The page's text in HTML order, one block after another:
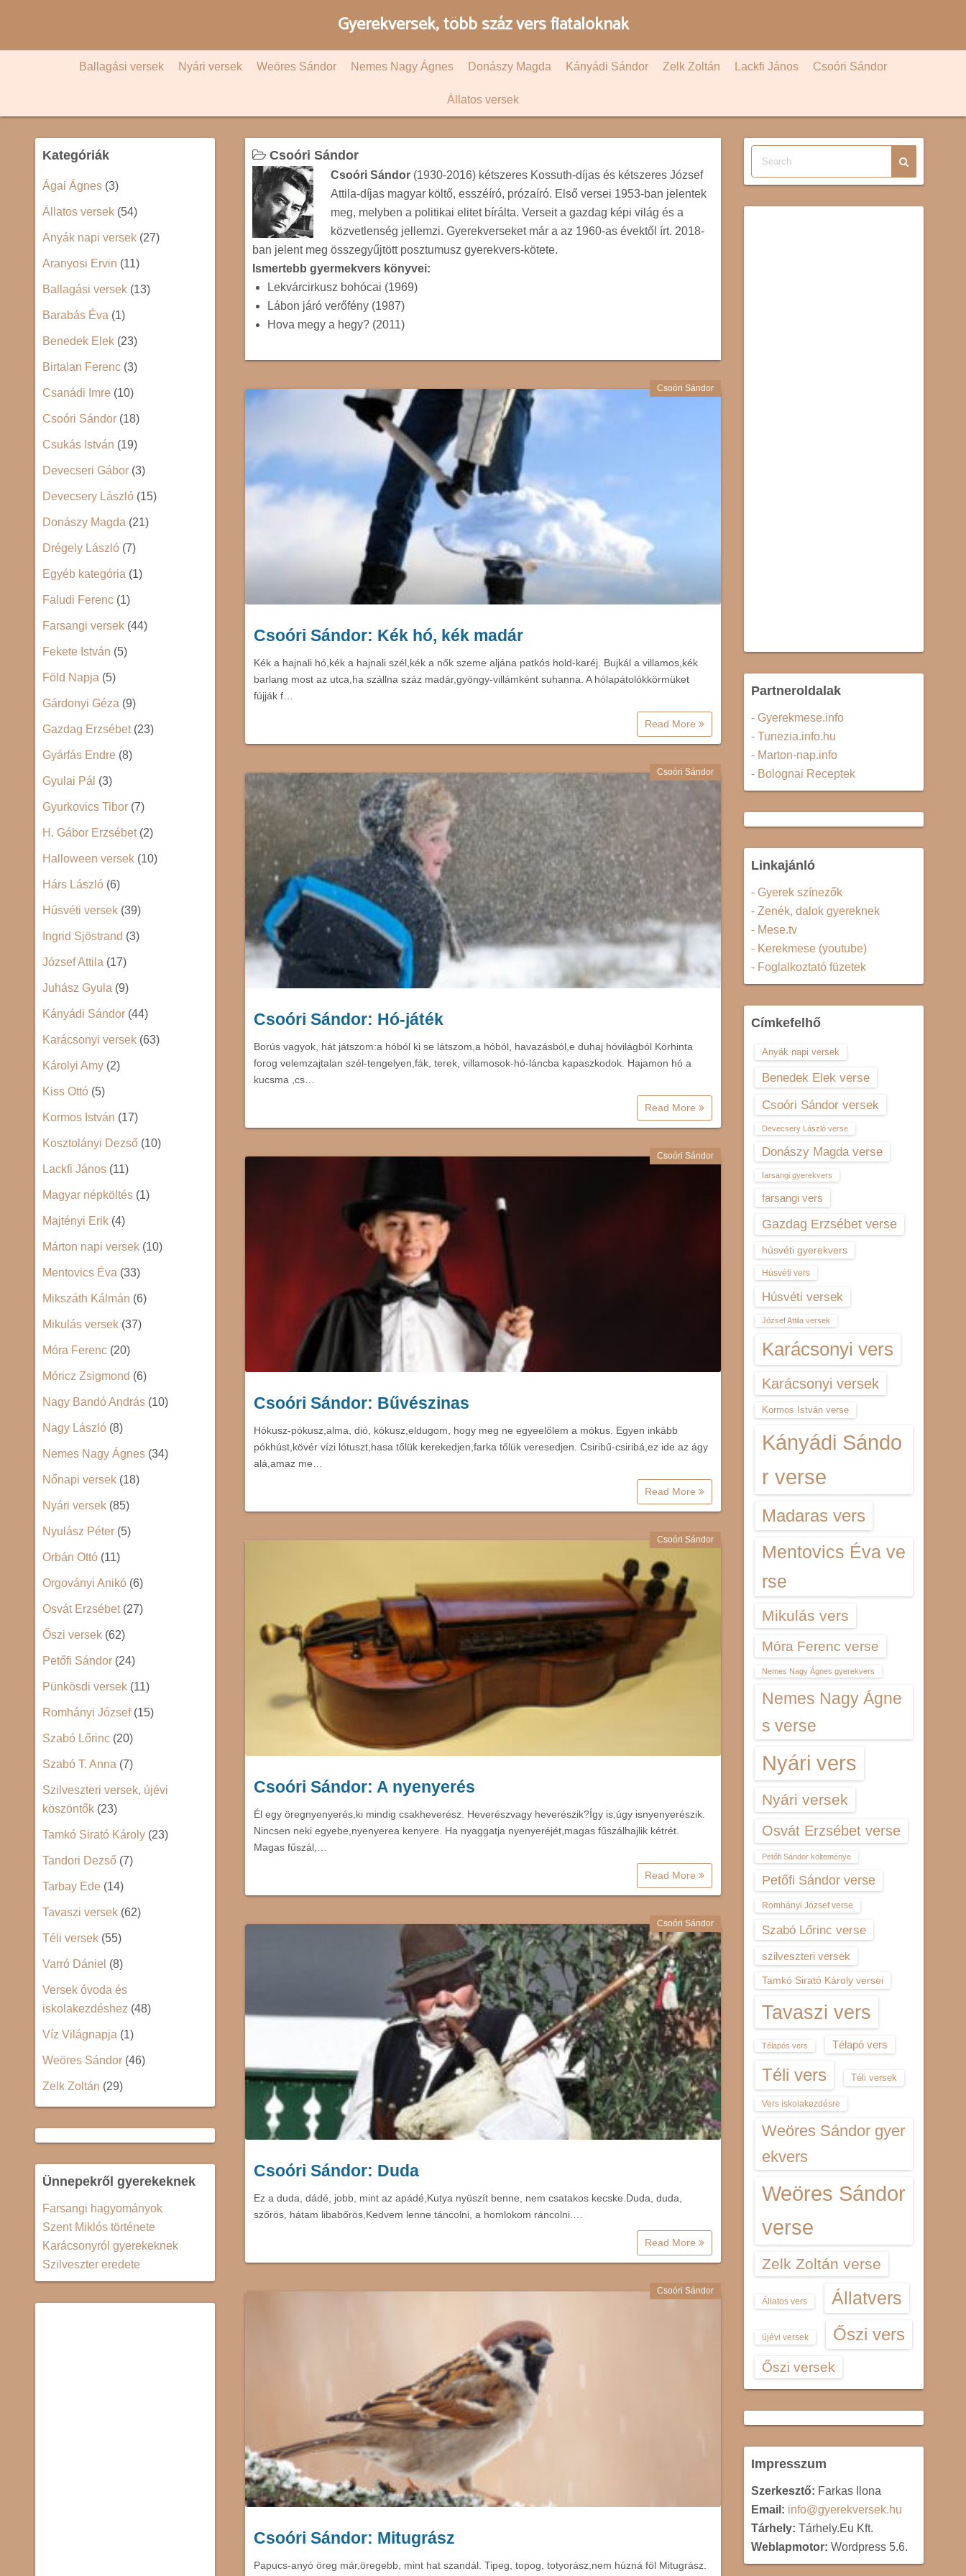
c
Gyerekversek, több száz vers fiataloknak
Ballagási versek Nyári versek Weöres Sándor Nemes Nagy Ágnes Donászy Magda Kányádi Sándor Zelk Zoltán Lackfi János Csoóri Sándor
Állatos versek
Csoóri Sándor
Csoóri Sándor (1930-2016) kétszeres Kossuth-díjas és kétszeres József
Attila-díjas magyar költő, esszéíró, prózaíró. Első versei 1953-ban jelentek
meg, melyben a politikai elitet bírálta. Verseit a gazdag képi világ és a
közvetlenség jellemzi. Gyerekverseket már a az 1960-as évektől írt. 2018-
ban jelent meg összegyűjtött posztumusz gyerekvers-kötete.
Ismertebb gyermekvers könyvei:
Lekvárcirkusz bohócai (1969)
Lábon járó verőfény (1987)
Hova megy a hegy? (2011)
Csoóri Sándor
Csoóri Sándor: Kék hó, kék madár
Kék a hajnali hó,kék a hajnali szél,kék a nők szeme aljána patkós hold-karéj. Bujkál a villamos,kék
barlang most az utca,ha szállna száz madár,gyöngy-villámként suhanna. A hólapátolókkörmüket
fújják f…
Read More
Csoóri Sándor
Csoóri Sándor: Hó-játék
Borús vagyok, hát játszom:a hóból ki se látszom,a hóból, havazásból,e duhaj hóvilágból Körhinta
forog velemzajtalan szél-tengelyen,fák, terek, villamosok-hó-láncba kapaszkodok. Hajamon hó a
kucsma ,cs…
Read More
Csoóri Sándor
Csoóri Sándor: Bűvészinas
Hókusz-pókusz,alma, dió, kókusz,eldugom, hogy meg ne egyeelőlem a mókus. Egyen inkább
pókhúst,kövér vízi lótuszt,hasa tőlük kerekedjen,farka tőlük veresedjen. Csiribű-csiribá,ez ide az ágy
alá,amaz me…
Read More
Csoóri Sándor
Csoóri Sándor: A nyenyerés
Él egy öregnyenyerés,ki mindig csakheverész. Heverészvagy heverészik?Így is,úgy isnyenyerészik.
Nincsen neki egyebe,nyenyerea kenyere. Ha nyaggatja nyenyeréjét,magas fűszálhajlik kétrét.
Magas fűszál,…
Read More
Csoóri Sándor
Csoóri Sándor: Duda
Ez a duda, dádé, jobb, mint az apádé,Kutya nyüszít benne, nem csatakos kecske.Duda, duda,
szőrös, hátam libabőrös,Kedvem lenne táncolni, a homlokom ráncolni.…
Read More
Csoóri Sándor
Csoóri Sándor: Mitugrász
Papucs-anyó öreg már,öregebb, mint hat szandál. Tipeg, topog, totyorász,nem húzná föl Mitugrász.
Kategóriák
Ágai Ágnes (3)
Állatos versek (54)
Anyák napi versek (27)
Aranyosi Ervin (11)
Ballagási versek (13)
Barabás Éva (1)
Benedek Elek (23)
Birtalan Ferenc (3)
Csanádi Imre (10)
Csoóri Sándor (18)
Csukás István (19)
Devecseri Gábor (3)
Devecsery László (15)
Donászy Magda (21)
Drégely László (7)
Egyéb kategória (1)
Faludi Ferenc (1)
Farsangi versek (44)
Fekete István (5)
Föld Napja (5)
Gárdonyi Géza (9)
Gazdag Erzsébet(23)
Gyárfás Endre (8)
Gyulai Pál (3)
Gyurkovics Tibor (7)
H. Gábor Erzsébet(2)
Halloween versek (10)
Hárs László (6)
Húsvéti versek (39)
Ingrid Sjöstrand (3)
József Attila (17)
Juhász Gyula (9)
Kányádi Sándor (44)
Karácsonyi versek (63)
Károlyi Amy (2)
Kiss Ottó (5)
Kormos István (17)
Kosztolányi Dezső (10)
Lackfi János (11)
Magyar népköltés (1)
Majtényi Erik (4)
Márton napi versek (10)
Mentovics Éva (33)
Mikszáth Kálmán (6)
Mikulás versek (37)
Móra Ferenc (20)
Móricz Zsigmond (6)
Nagy Bandó András (10)
Nagy László (8)
Nemes Nagy Ágnes (34)
Nőnapi versek (18)
Nyári versek (85)
Nyulász Péter (5)
Orbán Ottó (11)
Orgoványi Anikó (6)
Osvát Erzsébet(27)
Őszi versek (62)
Petőfi Sándor (24)
Pünkösdi versek (11)
Romhányi József(15)
Szabó Lőrinc (20)
Szabó T. Anna (7)
Szilveszteri versek, újévi
köszöntők (23)
Tamkó Sirató Károly (23)
Tandori Dezső (7)
Tarbay Ede (14)
Tavaszi versek (62)
Téli versek (55)
Varró Dániel (8)
Versek óvoda és
iskolakezdéshez (48)
Víz Világnapja (1)
Weöres Sándor (46)
Zelk Zoltán (29)
Ünnepekről gyerekeknek
Farsangi hagyományok
Szent Miklós története
Karácsonyról gyerekeknek
Szilveszter eredete
Partneroldalak
- Gyerekmese.info
- Tunezia.info.hu
- Marton-nap.info
- Bolognai Receptek
Linkajánló
- Gyerek színezők
- Zenék, dalok gyereknek
- Mese.tv
- Kerekmese (youtube)
- Foglalkoztató füzetek
Címkefelhő
Anyák napi versek
Benedek Elek verse
Csoóri Sándor versek
Devecsery László verse
Donászy Magda verse
farsangi gyerekvers
farsangi vers
Gazdag Erzsébet verse
húsvéti gyerekvers
Húsvéti vers
Húsvéti versek
József Attila versek
Karácsonyi vers
Karácsonyi versek
Kormos István verse
Kányádi Sándo
r verse
Madaras vers
Mentovics Éva ve
rse
Mikulás vers
Móra Ferenc verse
Nemes Nagy Ágnes gyerekvers
Nemes Nagy Ágne
s verse
Nyári vers
Nyári versek
Osvát Erzsébet verse
Petőfi Sándor költeménye
Petőfi Sándor verse
Romhányi József verse
Szabó Lőrinc verse
szilveszteri versek
Tamkó Sirató Károly versei
Tavaszi vers
Télapós vers Télapó vers
Téli vers Téli versek
Vers iskolakezdésre
Weöres Sándor gyer
ekvers
Weöres Sándor
verse
Zelk Zoltán verse
Állatos vers Állatvers
újévi versek Őszi vers
Őszi versek
Impresszum
Szerkesztő: Farkas Ilona
Email: info@gyerekversek.hu
Tárhely: Tárhely.Eu Kft.
Weblapmotor: Wordpress 5.6.